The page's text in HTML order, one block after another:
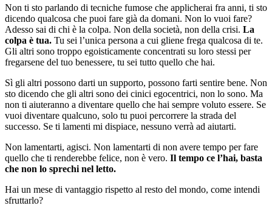
Non ti sto parlando di tecniche fumose che applicherai fra anni, ti sto
dicendo qualcosa che puoi fare già da domani. Non lo vuoi fare?
Adesso sai di chi è la colpa. Non della società, non della crisi. La
colpa è tua. Tu sei l’unica persona a cui gliene frega qualcosa di te.
Gli altri sono troppo egoisticamente concentrati su loro stessi per
fregarsene del tuo benessere, tu sei tutto quello che hai.
Sì gli altri possono darti un supporto, possono farti sentire bene. Non
sto dicendo che gli altri sono dei cinici egocentrici, non lo sono. Ma
non ti aiuteranno a diventare quello che hai sempre voluto essere. Se
vuoi diventare qualcuno, solo tu puoi percorrere la strada del
successo. Se ti lamenti mi dispiace, nessuno verrà ad aiutarti.
Non lamentarti, agisci. Non lamentarti di non avere tempo per fare
quello che ti renderebbe felice, non è vero. Il tempo ce l’hai, basta
che non lo sprechi nel letto.
Hai un mese di vantaggio rispetto al resto del mondo, come intendi
sfruttarlo?